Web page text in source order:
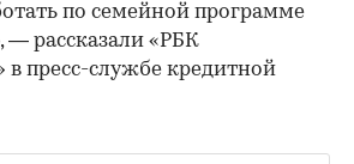
по семейной программе
— рассказали «РБК
пресс-службе кредитной